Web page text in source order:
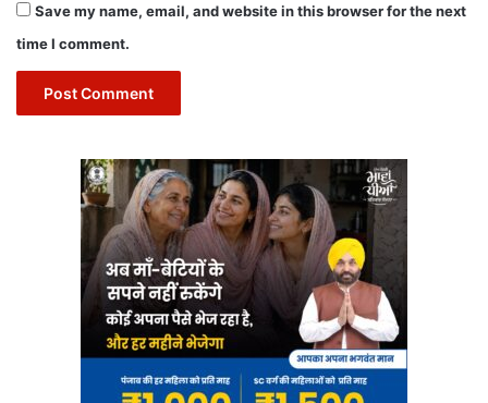
Save my name, email, and website in this browser for the next
time I comment.